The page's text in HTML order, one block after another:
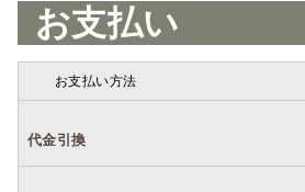
お支払い
お支払い方法
代金引換